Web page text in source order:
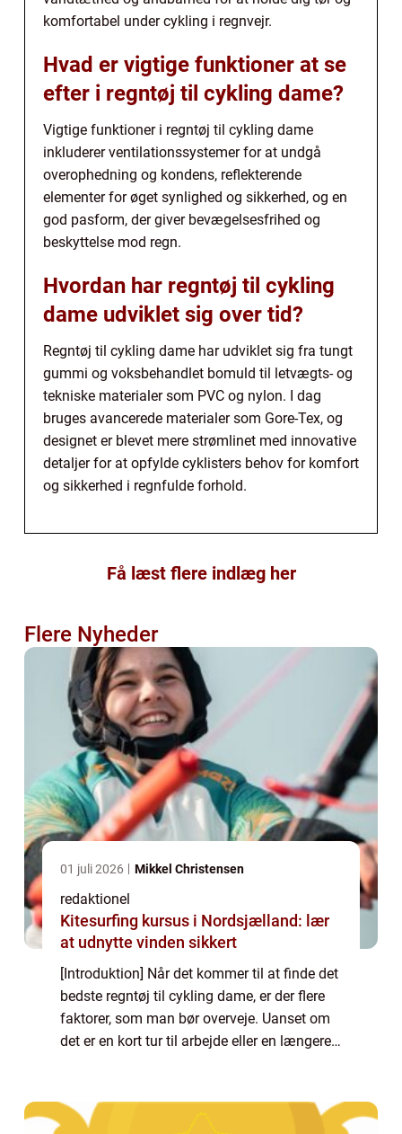
komfortabel under cykling i regnvejr.
Hvad er vigtige funktioner at se
efter i regntøj til cykling dame?
Vigtige funktioner i regntøj til cykling dame
inkluderer ventilationssystemer for at undgå
overophedning og kondens, reflekterende
elementer for øget synlighed og sikkerhed, og en
god pasform, der giver bevægelsesfrihed og
beskyttelse mod regn.
Hvordan har regntøj til cykling
dame udviklet sig over tid?
Regntøj til cykling dame har udviklet sig fra tungt
gummi og voksbehandlet bomuld til letvægts- og
tekniske materialer som PVC og nylon. I dag
bruges avancerede materialer som Gore-Tex, og
designet er blevet mere strømlinet med innovative
detaljer for at opfylde cyklisters behov for komfort
og sikkerhed i regnfulde forhold.
Få læst flere indlæg her
Flere Nyheder
01 juli 2026 Mikkel Christensen
redaktionel
Kitesurfing kursus i Nordsjælland: lær
at udnytte vinden sikkert
[Introduktion] Når det kommer til at finde det
bedste regntøj til cykling dame, er der flere
faktorer, som man bør overveje. Uanset om
det er en kort tur til arbejde eller en længere